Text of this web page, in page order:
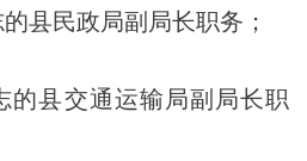
县民政局副局长职务；
的县交通运输局副局长职